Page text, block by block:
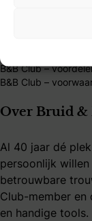
B&B Club –
B&B Club –
Over Bruid &
Al 40 jaar dé
persoonlijk
betrouwbare
Club-member
en handige tools.